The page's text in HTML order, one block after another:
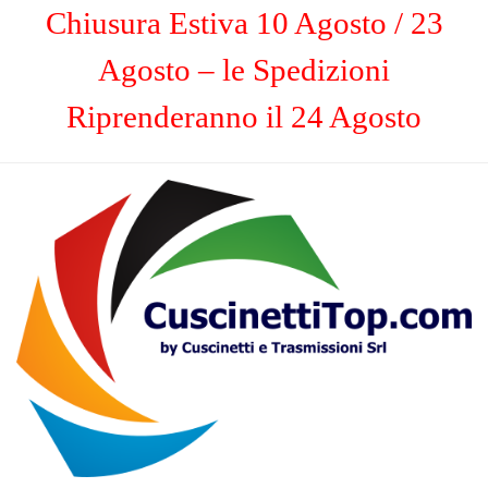
Chiusura Estiva 10 Agosto / 23
Agosto – le Spedizioni
Riprenderanno il 24 Agosto